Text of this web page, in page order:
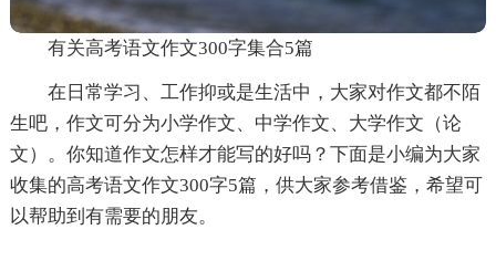
有关高考语文作文300字集合5篇
在日常学习、工作抑或是生活中，大家对作文都不陌
生吧，作文可分为小学作文、中学作文、大学作文（论
文）。你知道作文怎样才能写的好吗？下面是小编为大家
收集的高考语文作文300字5篇，供大家参考借鉴，希望可
以帮助到有需要的朋友。